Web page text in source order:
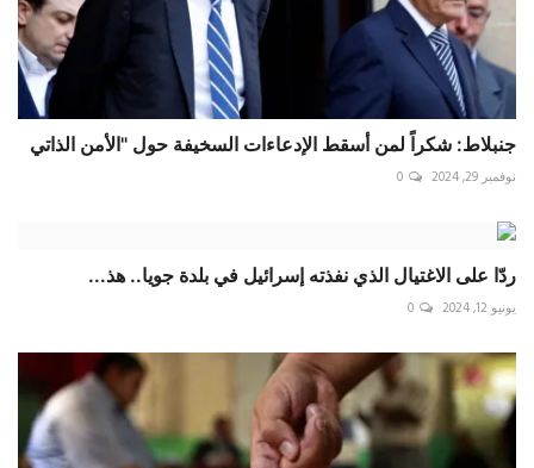
جنبلاط: شكراً لمن أسقط الإدعاءات السخيفة حول "الأمن الذاتي
نوفمبر 29, 2024 0
ردّا على الاغتيال ‏الذي نفذته إسرائيل في بلدة جويا.. هذ...
يونيو 12, 2024 0